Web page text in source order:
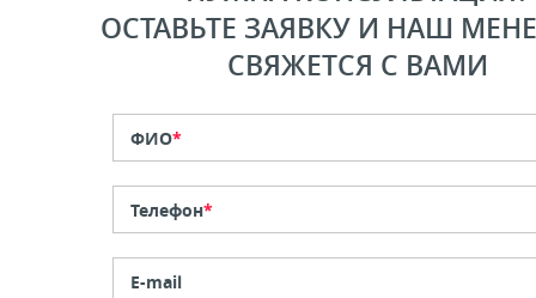
ОСТАВЬТЕ ЗАЯВКУ И НАШ
СВЯЖЕТСЯ С ВАМИ
ФИО*
Телефон*
E-mail